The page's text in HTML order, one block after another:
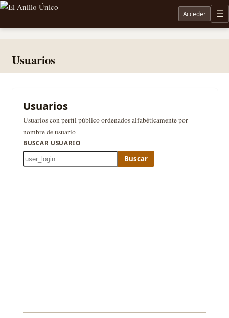
Noticias sobre Tolkien: El Señor de los Anillos, Los Anillos de Poder, La Caza de Gollum, la
Acceder
Usuarios
Usuarios
Usuarios con perfil público ordenados alfabéticamente por
nombre de usuario
BUSCAR USUARIO
Buscar